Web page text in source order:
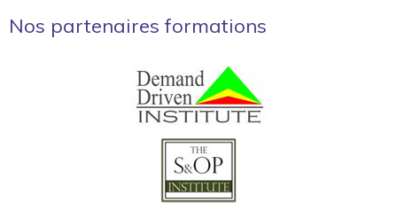
Nos partenaires formations